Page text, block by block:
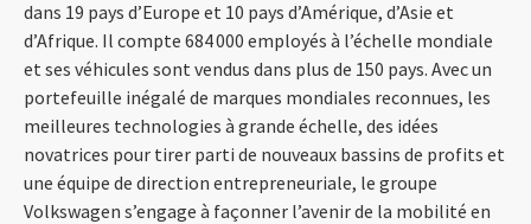
dans 19 pays d’Europe et 10 pays d’Amérique, d’Asie et
d’Afrique. Il compte 684 000 employés à l’échelle mondiale
et ses véhicules sont vendus dans plus de 150 pays. Avec un
portefeuille inégalé de marques mondiales reconnues, les
meilleures technologies à grande échelle, des idées
novatrices pour tirer parti de nouveaux bassins de profits et
une équipe de direction entrepreneuriale, le groupe
Volkswagen s’engage à façonner l’avenir de la mobilité en